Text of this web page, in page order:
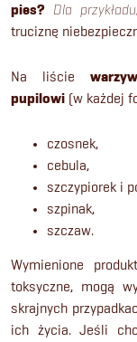
pies? Dla
truciznę
Na liście
pupilowi (w każdej
czosnek,
cebula,
szczypiorek i
szpinak,
szczaw.
Wymienione
toksyczne, mogą
skrajnych
ich życia. Jeśli